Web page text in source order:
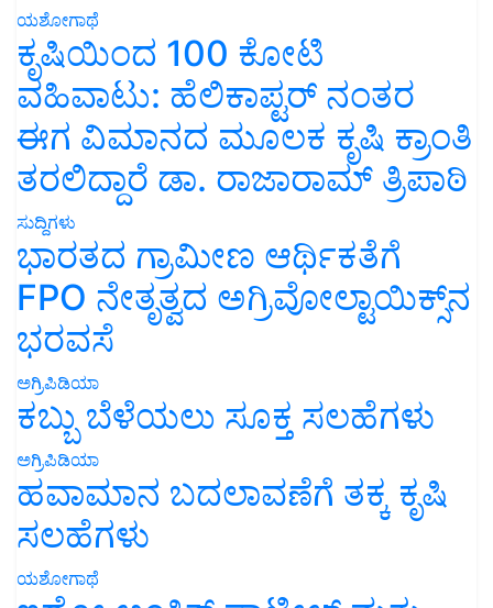
ಯಶೋಗಾಥೆ
ಕೃಷಿಯಿಂದ 100 ಕೋಟಿ
ವಹಿವಾಟು: ಹೆಲಿಕಾಪ್ಟರ್ ನಂತರ
ಈಗ ವಿಮಾನದ ಮೂಲಕ ಕೃಷಿ ಕ್ರಾಂತಿ
ತರಲಿದ್ದಾರೆ ಡಾ. ರಾಜಾರಾಮ್ ತ್ರಿಪಾಠಿ
ಸುದ್ದಿಗಳು
ಭಾರತದ ಗ್ರಾಮೀಣ ಆರ್ಥಿಕತೆಗೆ
FPO ನೇತೃತ್ವದ ಅಗ್ರಿವೋಲ್ಟಾಯಿಕ್ಸ್‌ನ
ಭರವಸೆ
ಅಗ್ರಿಪಿಡಿಯಾ
ಕಬ್ಬು ಬೆಳೆಯಲು ಸೂಕ್ತ ಸಲಹೆಗಳು
ಅಗ್ರಿಪಿಡಿಯಾ
ಹವಾಮಾನ ಬದಲಾವಣೆಗೆ ತಕ್ಕ ಕೃಷಿ
ಸಲಹೆಗಳು
ಯಶೋಗಾಥೆ